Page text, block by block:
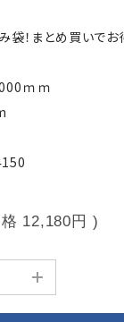
！まとめ買いでお
ｍｍ
12,180円 )